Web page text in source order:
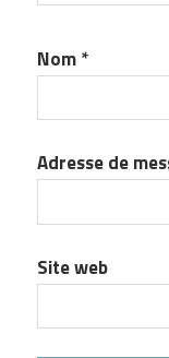
Nom*
Adresse de
Site web